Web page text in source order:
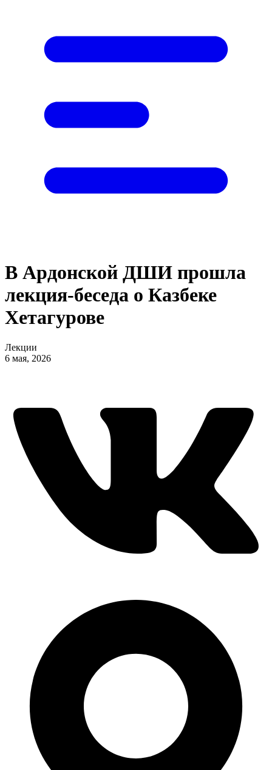
В Ардонской ДШИ прошла
лекция-беседа о Казбеке
Хетагурове
Лекции
6 мая, 2026